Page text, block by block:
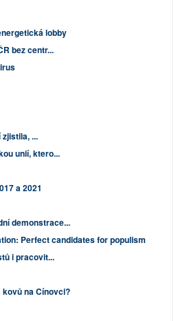
lobby
bez centr...
...
unií, ktero...
a 2021
demonstrace...
Perfect candidates for populism
i pracovit...
na Cínovci?